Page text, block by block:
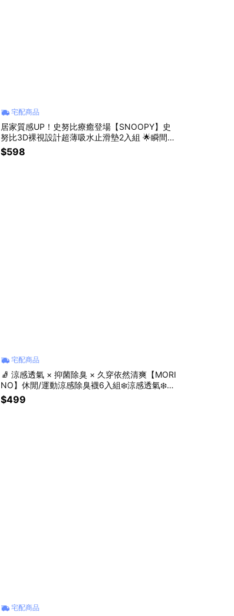
宅配商品
居家質感UP！史努比療癒登場【SNOOPY】史
努比3D裸視設計超薄吸水止滑墊2入組 🌟瞬間吸
水🌟史努比控🌟科技皮革 (SHOPPING99)
$598
宅配商品
🧦 涼感透氣 × 抑菌除臭 × 久穿依然清爽【MORI
NO】休閒/運動涼感除臭襪6入組❄️涼感透氣❄️抑
菌防臭❄️上班族必備 (SHOPPING99)
$499
宅配商品